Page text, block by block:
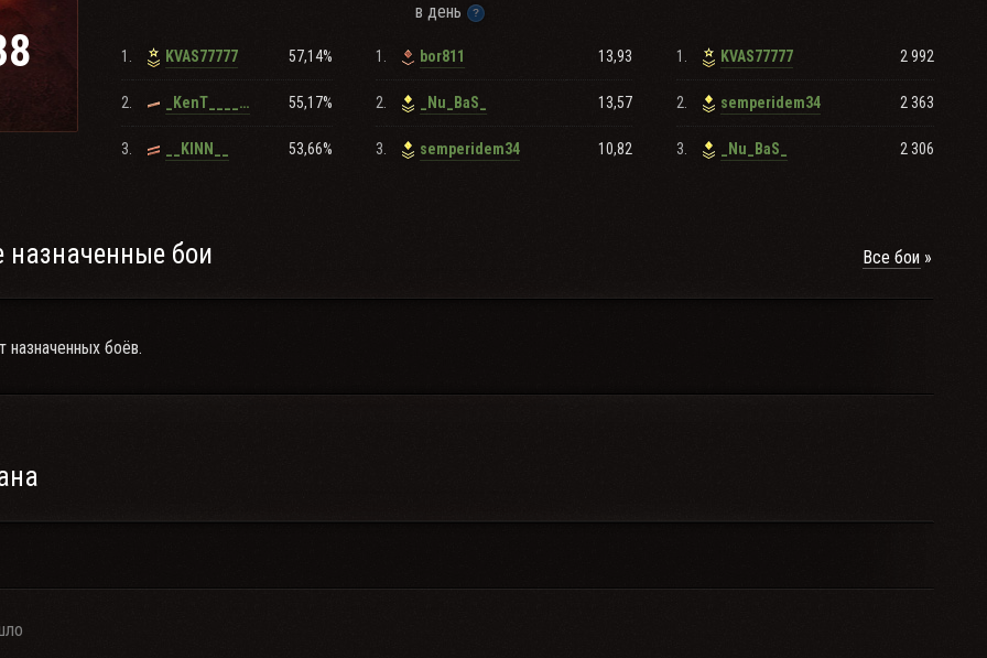
лексика, уважение к участникам клана и позитивное настроение
техника: ОБ 277.ОБ 430У. ОБ279(Р). Т95/FV4201 Chieftain.
в день
1. KVAS77777 57,14%
2. _KenT______ 55,17%
3. __KINN__ 53,66%
1. bor811 13,93
2. _Nu_BaS_ 13,57
3. semperidem34 10,82
1. KVAS77777 2 992
2. semperidem34 2 363
3. _Nu_BaS_ 2 306
бои Все бои
назначенных боёв.